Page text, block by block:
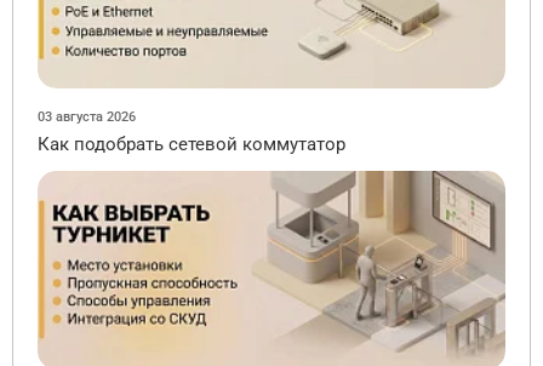
03 августа 2026
Как подобрать сетевой коммутатор